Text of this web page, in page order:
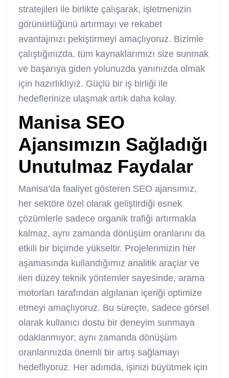
stratejileri ile birlikte çalışarak, işletmenizin
görünürlüğünü artırmayı ve rekabet
avantajınızı pekiştirmeyi amaçlıyoruz. Bizimle
çalıştığınızda, tüm kaynaklarımızı size sunmak
ve başarıya giden yolunuzda yanınızda olmak
için hazırlıklıyız. Güçlü bir iş birliği ile
hedeflerinize ulaşmak artık daha kolay.
Manisa SEO
Ajansımızın Sağladığı
Unutulmaz Faydalar
Manisa’da faaliyet gösteren SEO ajansımız,
her sektöre özel olarak geliştirdiği esnek
çözümlerle sadece organik trafiği artırmakla
kalmaz, aynı zamanda dönüşüm oranlarını da
etkili bir biçimde yükseltir. Projelerimizin her
aşamasında kullandığımız analitik araçlar ve
ileri düzey teknik yöntemler sayesinde, arama
motorları tarafından algılanan içeriği optimize
etmeyi amaçlıyoruz. Bu süreçte, sadece görsel
olarak kullanıcı dostu bir deneyim sunmaya
odaklanmıyor; aynı zamanda dönüşüm
oranlarınızda önemli bir artış sağlamayı
hedefliyoruz. Her adımda, işinizi büyütmek için